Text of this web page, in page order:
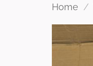
Home /